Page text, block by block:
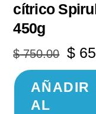
cítrico
450g
$750.00 El
$
AÑADIR
AL